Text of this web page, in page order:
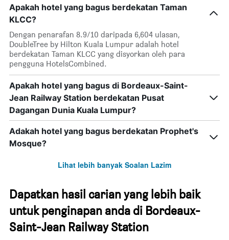
Apakah hotel yang bagus berdekatan Taman
KLCC?
Dengan penarafan 8.9/10 daripada 6,604 ulasan,
DoubleTree by Hilton Kuala Lumpur adalah hotel
berdekatan Taman KLCC yang disyorkan oleh para
pengguna HotelsCombined.
Apakah hotel yang bagus di Bordeaux-Saint-
Jean Railway Station berdekatan Pusat
Dagangan Dunia Kuala Lumpur?
Adakah hotel yang bagus berdekatan Prophet's
Mosque?
Lihat lebih banyak Soalan Lazim
Dapatkan hasil carian yang lebih baik
untuk penginapan anda di Bordeaux-
Saint-Jean Railway Station